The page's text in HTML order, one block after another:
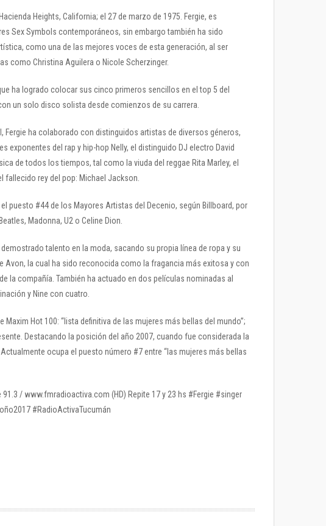
Heights, California; el 27 de marzo de 1975. Fergie, es
Sex Symbols contemporáneos, sin embargo también ha sido
como una de las mejores voces de esta generación, al ser
como Christina Aguilera o Nicole Scherzinger.
ha logrado colocar sus cinco primeros sencillos en el top 5 del
un solo disco solista desde comienzos de su carrera.
Fergie ha colaborado con distinguidos artistas de diversos géneros,
exponentes del rap y hip-hop Nelly, el distinguido DJ electro David
de todos los tiempos, tal como la viuda del reggae Rita Marley, el
fallecido rey del pop: Michael Jackson.
puesto #44 de los Mayores Artistas del Decenio, según Billboard, por
Madonna, U2 o Celine Dion.
talento en la moda, sacando su propia línea de ropa y su
Avon, la cual ha sido reconocida como la fragancia más exitosa y con
la compañía. También ha actuado en dos películas nominadas al
y Nine con cuatro.
Maxim Hot 100: “lista definitiva de las mujeres más bellas del mundo”;
Destacando la posición del año 2007, cuando fue considerada la
ocupa el puesto número #7 entre “las mujeres más bellas
91.3 / www.fmradioactiva.com (HD) Repite 17 y 23 hs #Fergie #singer
#RadioActivaTucumán